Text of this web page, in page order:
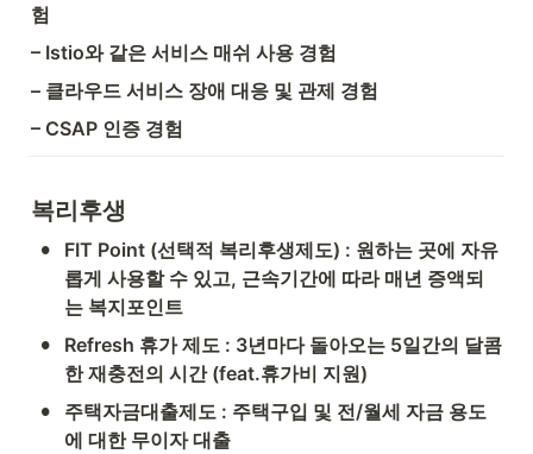
험
– Istio와 같은 서비스 매쉬 사용 경험
– 클라우드 서비스 장애 대응 및 관제 경험
– CSAP 인증 경험
복리후생
•
FIT Point (선택적 복리후생제도) : 원하는 곳에 자유
롭게 사용할 수 있고, 근속기간에 따라 매년 증액되
는 복지포인트
•
Refresh 휴가 제도 : 3년마다 돌아오는 5일간의 달콤
한 재충전의 시간 (feat.휴가비 지원)
•
주택자금대출제도 : 주택구입 및 전/월세 자금 용도
에 대한 무이자 대출